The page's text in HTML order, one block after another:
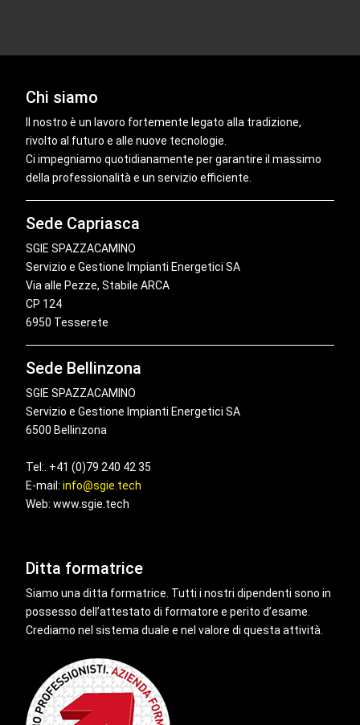
Chi siamo
Il nostro è un lavoro fortemente legato alla tradizione,
rivolto al futuro e alle nuove tecnologie.
Ci impegniamo quotidianamente per garantire il massimo
della professionalità e un servizio efficiente.
Sede Capriasca
SGIE SPAZZACAMINO
Servizio e Gestione Impianti Energetici SA
Via alle Pezze, Stabile ARCA
CP 124
6950 Tesserete
Sede Bellinzona
SGIE SPAZZACAMINO
Servizio e Gestione Impianti Energetici SA
6500 Bellinzona
Tel:. +41 (0)79 240 42 35
E-mail: info@sgie.tech
Web: www.sgie.tech
Ditta formatrice
Siamo una ditta formatrice. Tutti i nostri dipendenti sono in
possesso dell’attestato di formatore e perito d’esame.
Crediamo nel sistema duale e nel valore di questa attività.